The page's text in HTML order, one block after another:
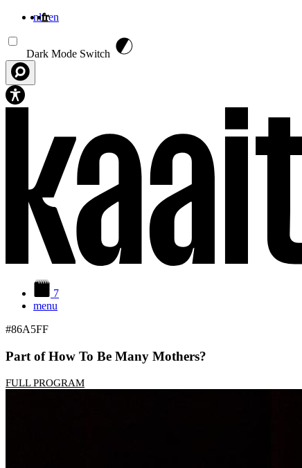
nlfren
Dark Mode Switch
7
menu
#86A5FF
Part of How To Be Many Mothers?
FULL PROGRAM